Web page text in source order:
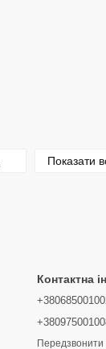
Показати
Контактна